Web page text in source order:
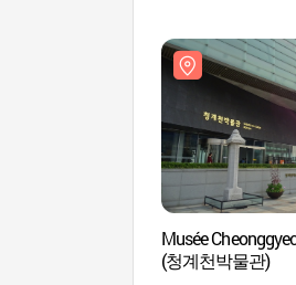
Musée
(청계천박물관)